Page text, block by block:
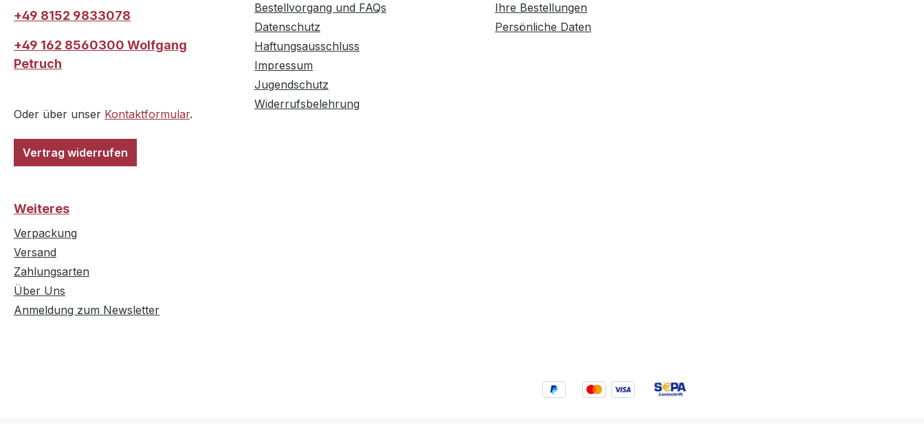
+49 8152 9833078
+49 162 8560300 Wolfgang
Petruch
Oder über unser Kontaktformular.
Vertrag widerrufen
Bestellvorgang und FAQs
Datenschutz
Haftungsausschluss
Impressum
Jugendschutz
Widerrufsbelehrung
Ihre Bestellungen
Persönliche Daten
Weiteres
Verpackung
Versand
Zahlungsarten
Über Uns
Anmeldung zum Newsletter